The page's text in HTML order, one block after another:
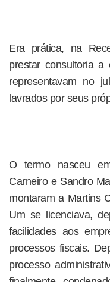
Era prática, na
prestar consultoria a
representavam no
lavrados por seus
O termo nasceu
Carneiro e Sandro
montaram a Martins
Um se licenciava,
facilidades aos
processos fiscais.
processo